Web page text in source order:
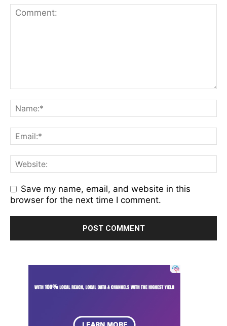
Save my name, email, and website in this
browser for the next time I comment.